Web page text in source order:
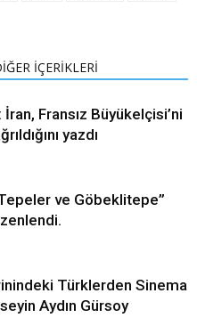
İÇERİKLERİ
İran, Fransız Büyükelçisi’ni
yazdı
ve Göbeklitepe”
Türklerden Sinema
Aydın Gürsoy